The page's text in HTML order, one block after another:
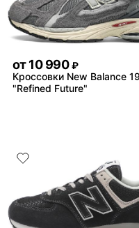
от10 990 ₽
Кроссовки New Balance
"Refined Future"